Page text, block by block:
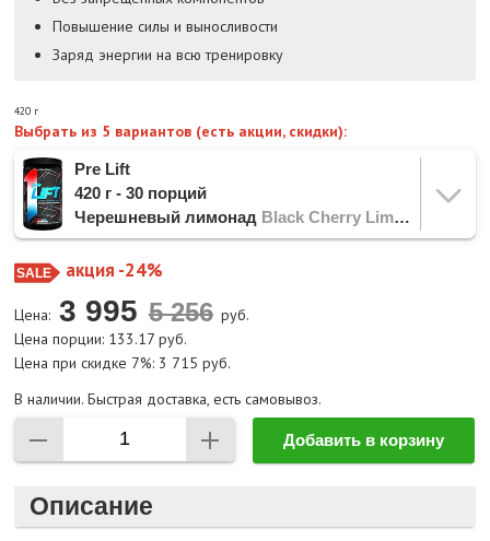
Повышение силы и выносливости
Заряд энергии на всю тренировку
420 г
Выбрать из 5 вариантов (есть акции, скидки):
Pre Lift
420 г - 30 порций
Черешневый лимонад Black Cherry Limeade
акция -24%
Цена: 3 995
руб.
Цена порции: 133.17 руб.
Цена при скидке 7%: 3 715 руб.
В наличии. Быстрая доставка, есть самовывоз.
Добавить в корзину
Описание